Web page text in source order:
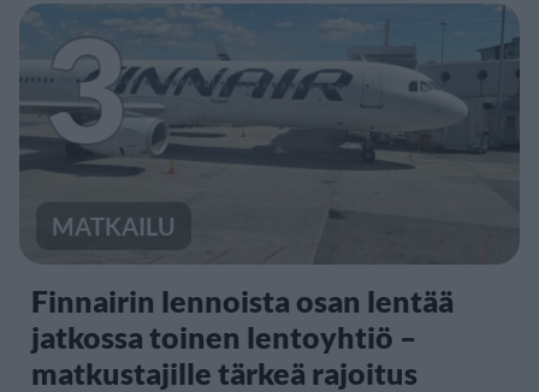
3
MATKAILU
Finnairin lennoista osan lentää
jatkossa toinen lentoyhtiö –
matkustajille tärkeä rajoitus